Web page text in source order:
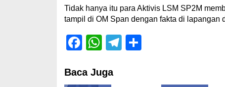
Tidak hanya itu para Aktivis LSM SP2M
tampil di OM Span dengan fakta di lapangan
Facebook
WhatsApp
Telegram
Baca Juga